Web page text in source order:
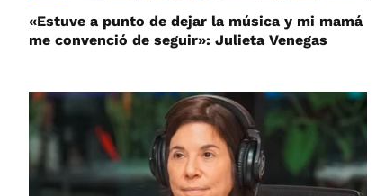
«Estuve a punto de dejar la música y mi mamá
me convenció de seguir»: Julieta Venegas